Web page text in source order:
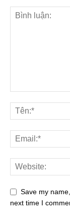
Save my
next time I